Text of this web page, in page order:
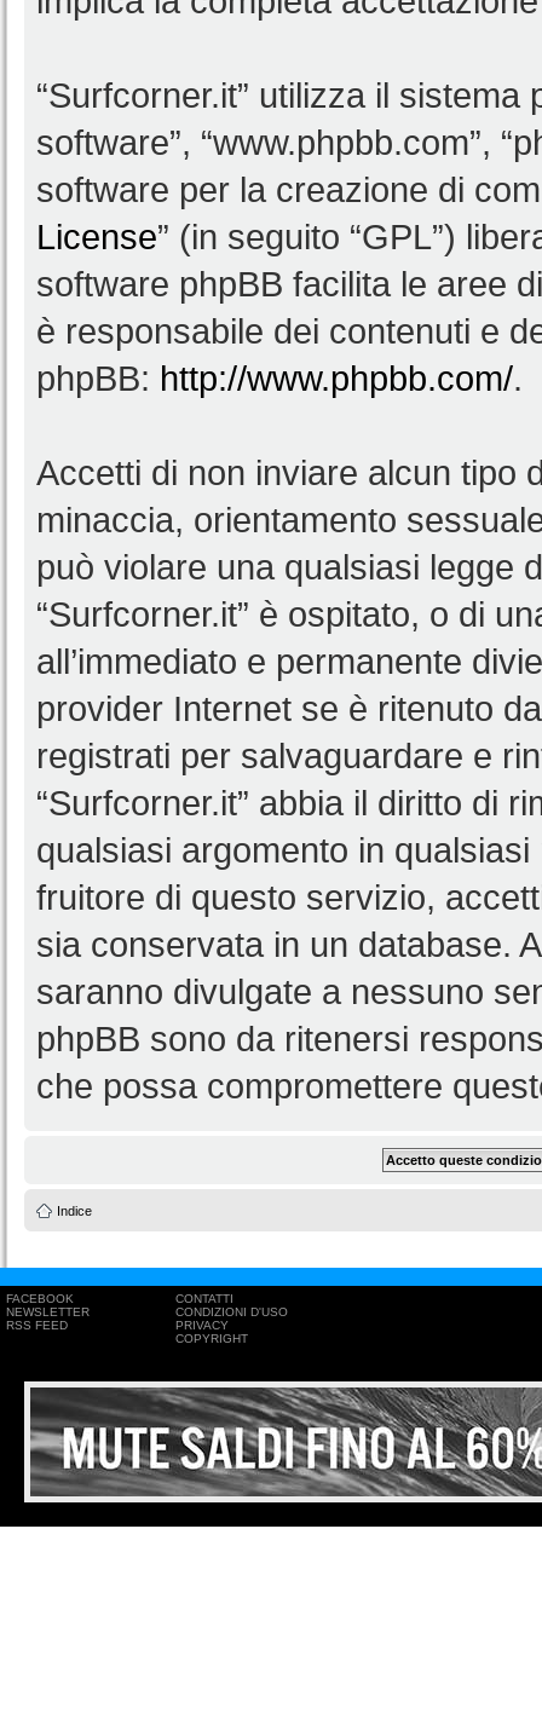
“Surfcorner.it” utilizza il sistema
software”, “www.phpbb.com”,
software per la creazione di
License” (in seguito “GPL”)
software phpBB facilita le aree
è responsabile dei contenuti e
phpBB: http://www.phpbb.com/.
Accetti di non inviare alcun tipo
minaccia, orientamento
può violare una qualsiasi legge
“Surfcorner.it” è ospitato, o di
all’immediato e permanente
provider Internet se è ritenuto
registrati per salvaguardare e
“Surfcorner.it” abbia il diritto di
qualsiasi argomento in
fruitore di questo servizio,
sia conservata in un database.
saranno divulgate a nessuno
phpBB sono da ritenersi
che possa compromettere
Indice
FACEBOOK
NEWSLETTER
RSS FEED
CONTATTI
CONDIZIONI D'USO
PRIVACY
COPYRIGHT